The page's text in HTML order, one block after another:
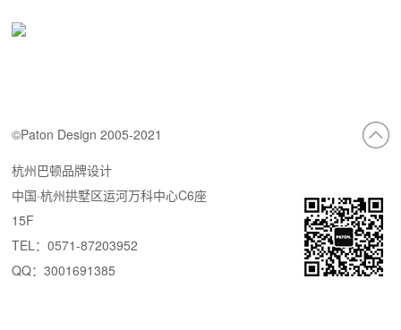
©Paton Design 2005-2021
杭州巴顿品牌设计
中国·杭州拱墅区运河万科中心C6座
15F
TEL：0571-87203952
QQ：3001691385